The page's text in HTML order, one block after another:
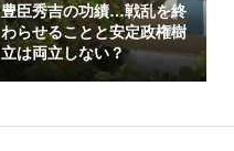
豊臣秀吉の功績…戦乱を終
わらせることと安定政権樹
立は両立しない？